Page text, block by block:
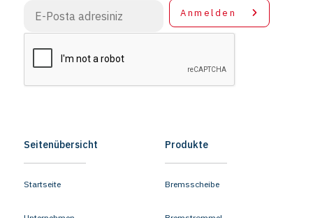
Anmelden
Seitenübersicht
Startseite
Produkte
Bremsscheibe